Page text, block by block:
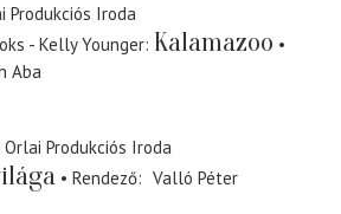
Produkciós Iroda
- Kelly Younger Kalamazoo
Aba
Orlai Produkciós Iroda
Rendező
Valló Péter